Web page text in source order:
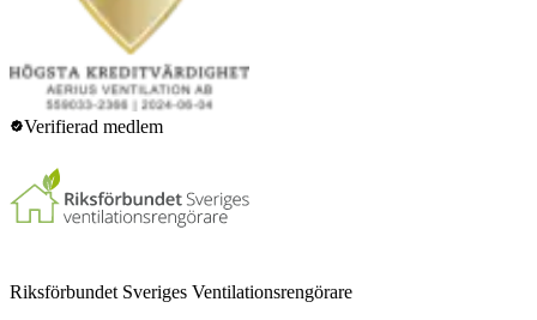
Verifierad medlem
Riksförbundet Sveriges Ventilationsrengörare